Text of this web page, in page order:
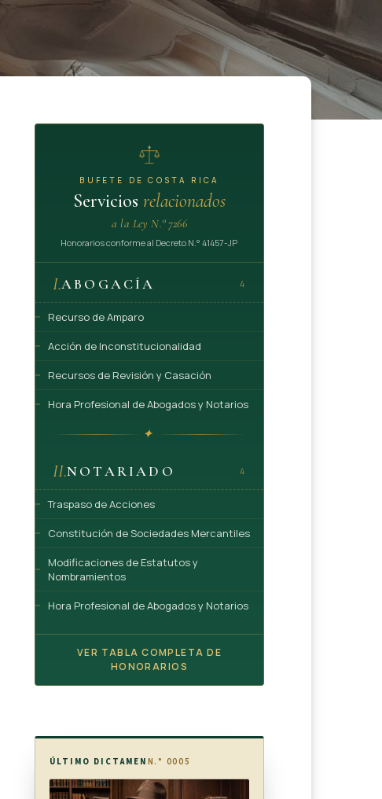
BUFETE DE COSTA RICA
Servicios relacionados
a la Ley N.° 7266
Honorarios conforme al Decreto N.° 41457-JP
I.ABOGACÍA 4
Recurso de Amparo
Acción de Inconstitucionalidad
Recursos de Revisión y Casación
Hora Profesional de Abogados y Notarios
✦
II.NOTARIADO 4
Traspaso de Acciones
Constitución de Sociedades Mercantiles
Modificaciones de Estatutos y
Nombramientos
Hora Profesional de Abogados y Notarios
VER TABLA COMPLETA DE
HONORARIOS
ÚLTIMO DICTAMEN N.° 0005